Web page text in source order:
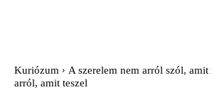
Kuriózum
A szerelem nem arról szól, amit
arról, amit teszel